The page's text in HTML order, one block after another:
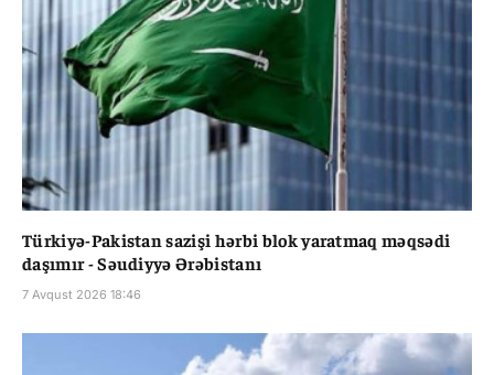
Türkiyə-Pakistan sazişi hərbi blok yaratmaq məqsədi
daşımır - Səudiyyə Ərəbistanı
7 Avqust 2026 18:46